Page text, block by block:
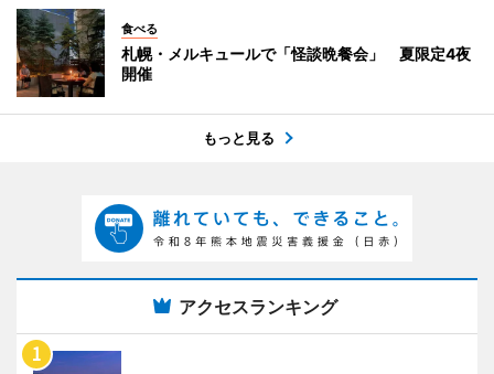
食べる
札幌・メルキュールで「怪談晩餐会」 夏限定4夜
開催
もっと見る
アクセスランキング